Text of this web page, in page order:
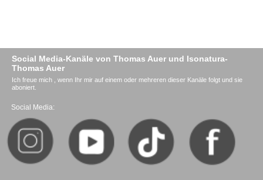
Social Media-Kanäle von Thomas Auer und Isonatura-
Thomas Auer
Ich freue mich , wenn Ihr mir auf einem oder mehreren dieser Kanäle folgt und sie
aboniert.
Social Media: